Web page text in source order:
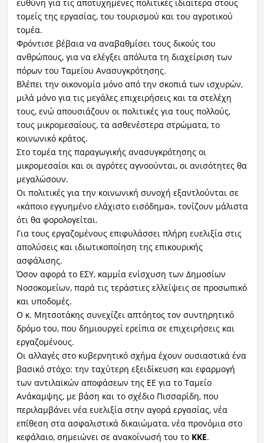
ευθύνη για τις αποτυχημένες πολιτικές ιδιαίτερα στους
τομείς της εργασίας, του τουρισμού και του αγροτικού
τομέα.
Φρόντισε βέβαια να αναβαθμίσει τους δικούς του
ανθρώπους, για να ελέγξει απόλυτα τη διαχείριση των
πόρων του Ταμείου Ανασυγκρότησης.
Βλέπει την οικονομία μόνο από την σκοπιά των ισχυρών,
μιλά μόνο για τις μεγάλες επιχειρήσεις και τα στελέχη
τους, ενώ απουσιάζουν οι πολιτικές για τους πολλούς,
τους μικρομεσαίους, τα ασθενέστερα στρώματα, το
κοινωνικό κράτος.
Στο τομέα της παραγωγικής ανασυγκρότησης οι
μικρομεσαίοι και οι αγρότες αγνοούνται, οι ανισότητες θα
μεγαλώσουν.
Οι πολιτικές για την κοινωνική συνοχή εξαντλούνται σε
«κάποιο εγγυημένο ελάχιστο εισόδημα», τονίζουν μάλιστα
ότι θα φορολογείται.
Για τους εργαζομένους επιφυλάσσει πλήρη ευελιξία στις
απολύσεις και ιδιωτικοποίηση της επικουρικής
ασφάλισης.
Όσον αφορά το ΕΣΥ, καμμία ενίσχυση των Δημοσίων
Νοσοκομείων, παρά τις τεράστιες ελλείψεις σε προσωπικό
και υποδομές.
Ο κ. Μητσοτάκης συνεχίζει απτόητος τον συντηρητικό
δρόμο του, που δημιουργεί ερείπια σε επιχειρήσεις και
εργαζομένους.
Οι αλλαγές στο κυβερνητικό σχήμα έχουν ουσιαστικά ένα
βασικό στόχο: την ταχύτερη εξειδίκευση και εφαρμογή
των αντιλαϊκών αποφάσεων της ΕΕ για το Ταμείο
Ανάκαμψης, με βάση και το σχέδιο Πισσαρίδη, που
περιλαμβάνει νέα ευελιξία στην αγορά εργασίας, νέα
επίθεση στα ασφαλιστικά δικαιώματα, νέα προνόμια στο
κεφάλαιο, σημειώνει σε ανακοίνωσή του το ΚΚΕ.